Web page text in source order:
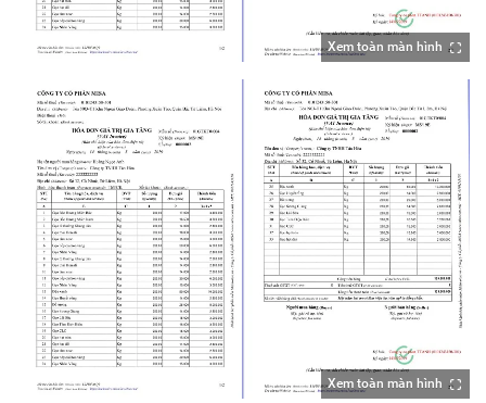
Xem toàn màn hình
Xem toàn màn hình